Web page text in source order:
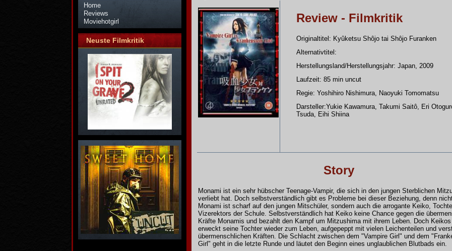
Home
Reviews
Moviehotgirl
Neuste Filmkritik
Review - Filmkritik
Originaltitel: Kyûketsu Shôjo tai Shôjo Furanken
Alternativtitel:
Herstellungsland/Herstellungsjahr: Japan, 2009
Laufzeit: 85 min uncut
Regie: Yoshihiro Nishimura, Naoyuki Tomomatsu
Darsteller:Yukie Kawamura, Takumi Saitô, Eri
Tsuda, Eihi Shiina
Story
Monami ist ein sehr hübscher Teenage-Vampir, die sich in den jungen Sterblichen
verliebt hat. Doch selbstverständlich gibt es Probleme bei dieser Beziehung, denn
Monami ist scharf auf den jungen Mitschüler, sondern auch die arrogante Keiko,
Vizerektors der Schule. Selbstverständlich hat Keiko keine Chance gegen die
Kräfte Monamis und bezahlt den Kampf um Mitzushima mit ihrem Leben. Doch Keikos
erweckt seine Tochter wieder zum Leben, aufgepeppt mit vielen Leichenteilen und
übermenschlichen Kräften. Die Schlacht zwischen dem "Vampire Girl" und dem
Girl" geht in die letzte Runde und läutet den Beginn eines unglaublichen Blutbads ein.